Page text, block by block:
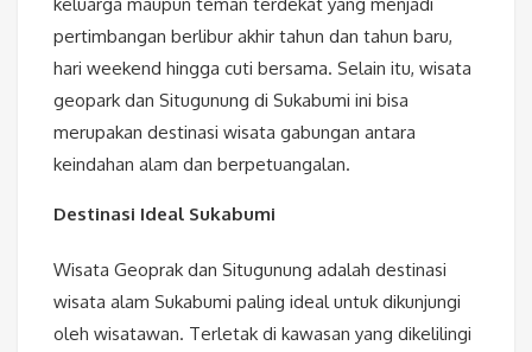
pertimbangan berlibur akhir tahun dan tahun baru,
hari weekend hingga cuti bersama. Selain itu, wisata
geopark dan Situgunung di Sukabumi ini bisa
merupakan destinasi wisata gabungan antara
keindahan alam dan berpetuangalan.
Destinasi Ideal Sukabumi
Wisata Geoprak dan Situgunung adalah destinasi
wisata alam Sukabumi paling ideal untuk dikunjungi
oleh wisatawan. Terletak di kawasan yang dikelilingi